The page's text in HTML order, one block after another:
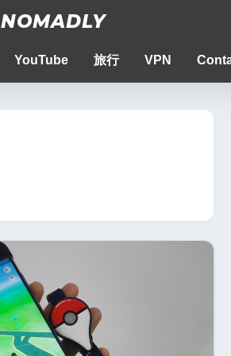
NOMADLY
YouTube 旅行 VPN